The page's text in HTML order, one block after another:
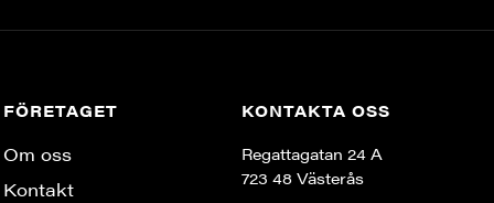
FÖRETAGET
Om oss
Kontakt
KONTAKTA OSS
Regattagatan 24 A
723 48 Västerås